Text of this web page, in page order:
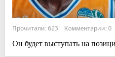
Прочитали: 623 Комментарии: 0
Он будет выступать на